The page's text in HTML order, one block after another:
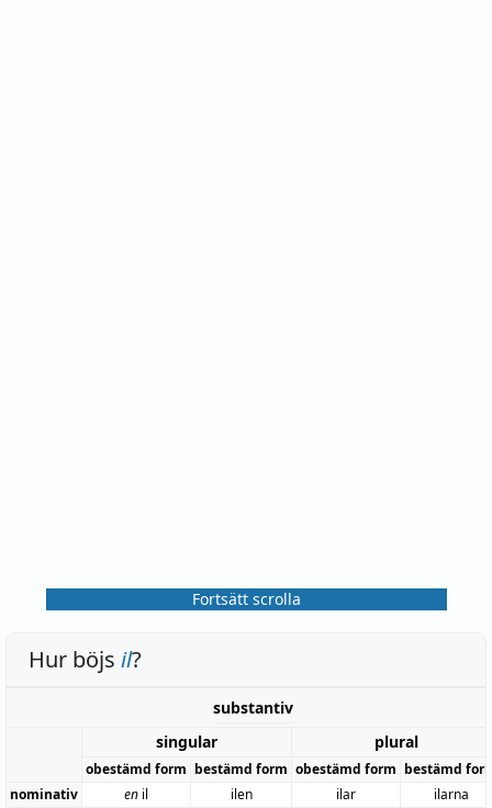
Fortsätt scrolla
Hur böjs il?
substantiv
singular
plural
obestämd form bestämd form obestämd form bestämd
nominativ
en il ilen ilar
ilarna